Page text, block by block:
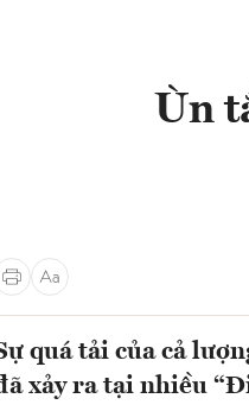
Ùn
quá tải của cả
xảy ra tại nhiều